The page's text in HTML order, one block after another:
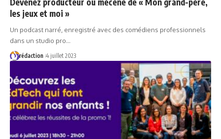
les jeux et moi »
Un podcast narré, enregistré avec des comédiens professionnels
dans un studio pro…
rédaction 4 juillet 2023